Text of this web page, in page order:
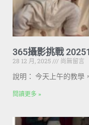
365攝影挑戰
28 12 月, 2025
尚無留言
說明： 今天上午的教學
閱讀更多 »